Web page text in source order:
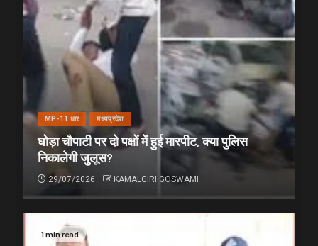
MP-11 धार मध्यप्रदेश
घोड़ा चौपाटी पर दो पक्षों में हुई मारपीट, क्या पुलिस
निकालेगी जुलूस?
29/07/2026 KAMALGIRI GOSWAMI
1 min read